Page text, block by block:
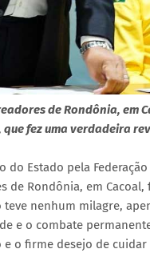
de Rondônia, em
fez uma verdadeira
do Estado pela
de Rondônia, em
nenhum milagre,
e o combate
o firme desejo de cuidar